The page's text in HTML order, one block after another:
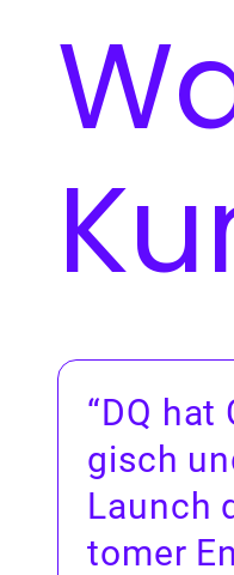
“DQ hat
gisch
Launch
tomer